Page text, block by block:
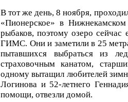
В тот же день, 8 ноября,
«Пионерское» в
рыбаков, поэтому озеро сейчас
ГИМС. Они и заметили в 25
пытавшихся выбраться из
страховочным канатом,
одному вытащил любителей
Логинова и 52-летнего
помощи, отвезли домой.